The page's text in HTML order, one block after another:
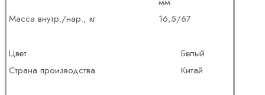
Масса внутр./нар., кг
16,5/67
Цвет
Белый
Страна производства
Китай